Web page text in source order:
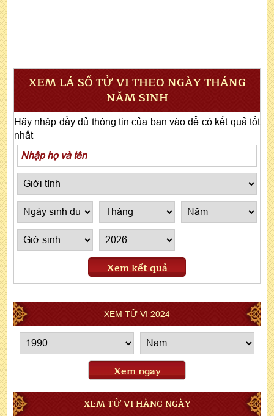
XEM LÁ SỐ TỬ VI THEO NGÀY THÁNG
NĂM SINH
Hãy nhập đầy đủ thông tin của bạn vào để có kết quả tốt
nhất
Xem kết quả
XEM TỬ VI 2024
Xem ngay
XEM TỬ VI HÀNG NGÀY